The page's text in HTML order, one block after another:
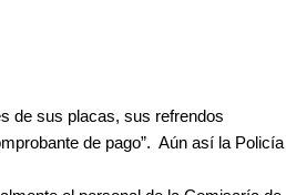
de sus placas, sus refrendos
de pago”. Aún así la Policía